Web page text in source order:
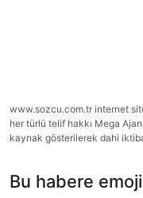
www.sozcu.com.tr internet
her türlü telif hakkı Mega
kaynak gösterilerek dahi
Bu habere